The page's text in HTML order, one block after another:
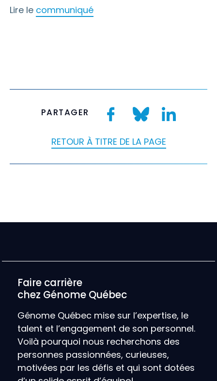
Lire le communiqué
PARTAGER
RETOUR À TITRE DE LA PAGE
Faire carrière
chez Génome Québec
Génome Québec mise sur l’expertise, le
talent et l’engagement de son personnel.
Voilà pourquoi nous recherchons des
personnes passionnées, curieuses,
motivées par les défis et qui sont dotées